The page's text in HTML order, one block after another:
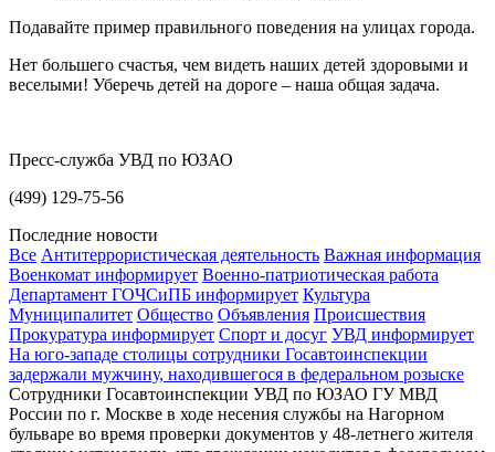
Подавайте пример правильного поведения на улицах города.
Нет большего счастья, чем видеть наших детей здоровыми и
веселыми! Уберечь детей на дороге – наша общая задача.
Пресс-служба УВД по ЮЗАО
(499) 129-75-56
Последние новости
Все Антитеррористическая деятельность Важная информация
Военкомат информирует Военно-патриотическая работа
Департамент ГОЧСиПБ информирует Культура
Муниципалитет Общество Объявления Происшествия
Прокуратура информирует Спорт и досуг УВД информирует
На юго-западе столицы сотрудники Госавтоинспекции
задержали мужчину, находившегося в федеральном розыске
Сотрудники Госавтоинспекции УВД по ЮЗАО ГУ МВД
России по г. Москве в ходе несения службы на Нагорном
бульваре во время проверки документов у 48-летнего жителя